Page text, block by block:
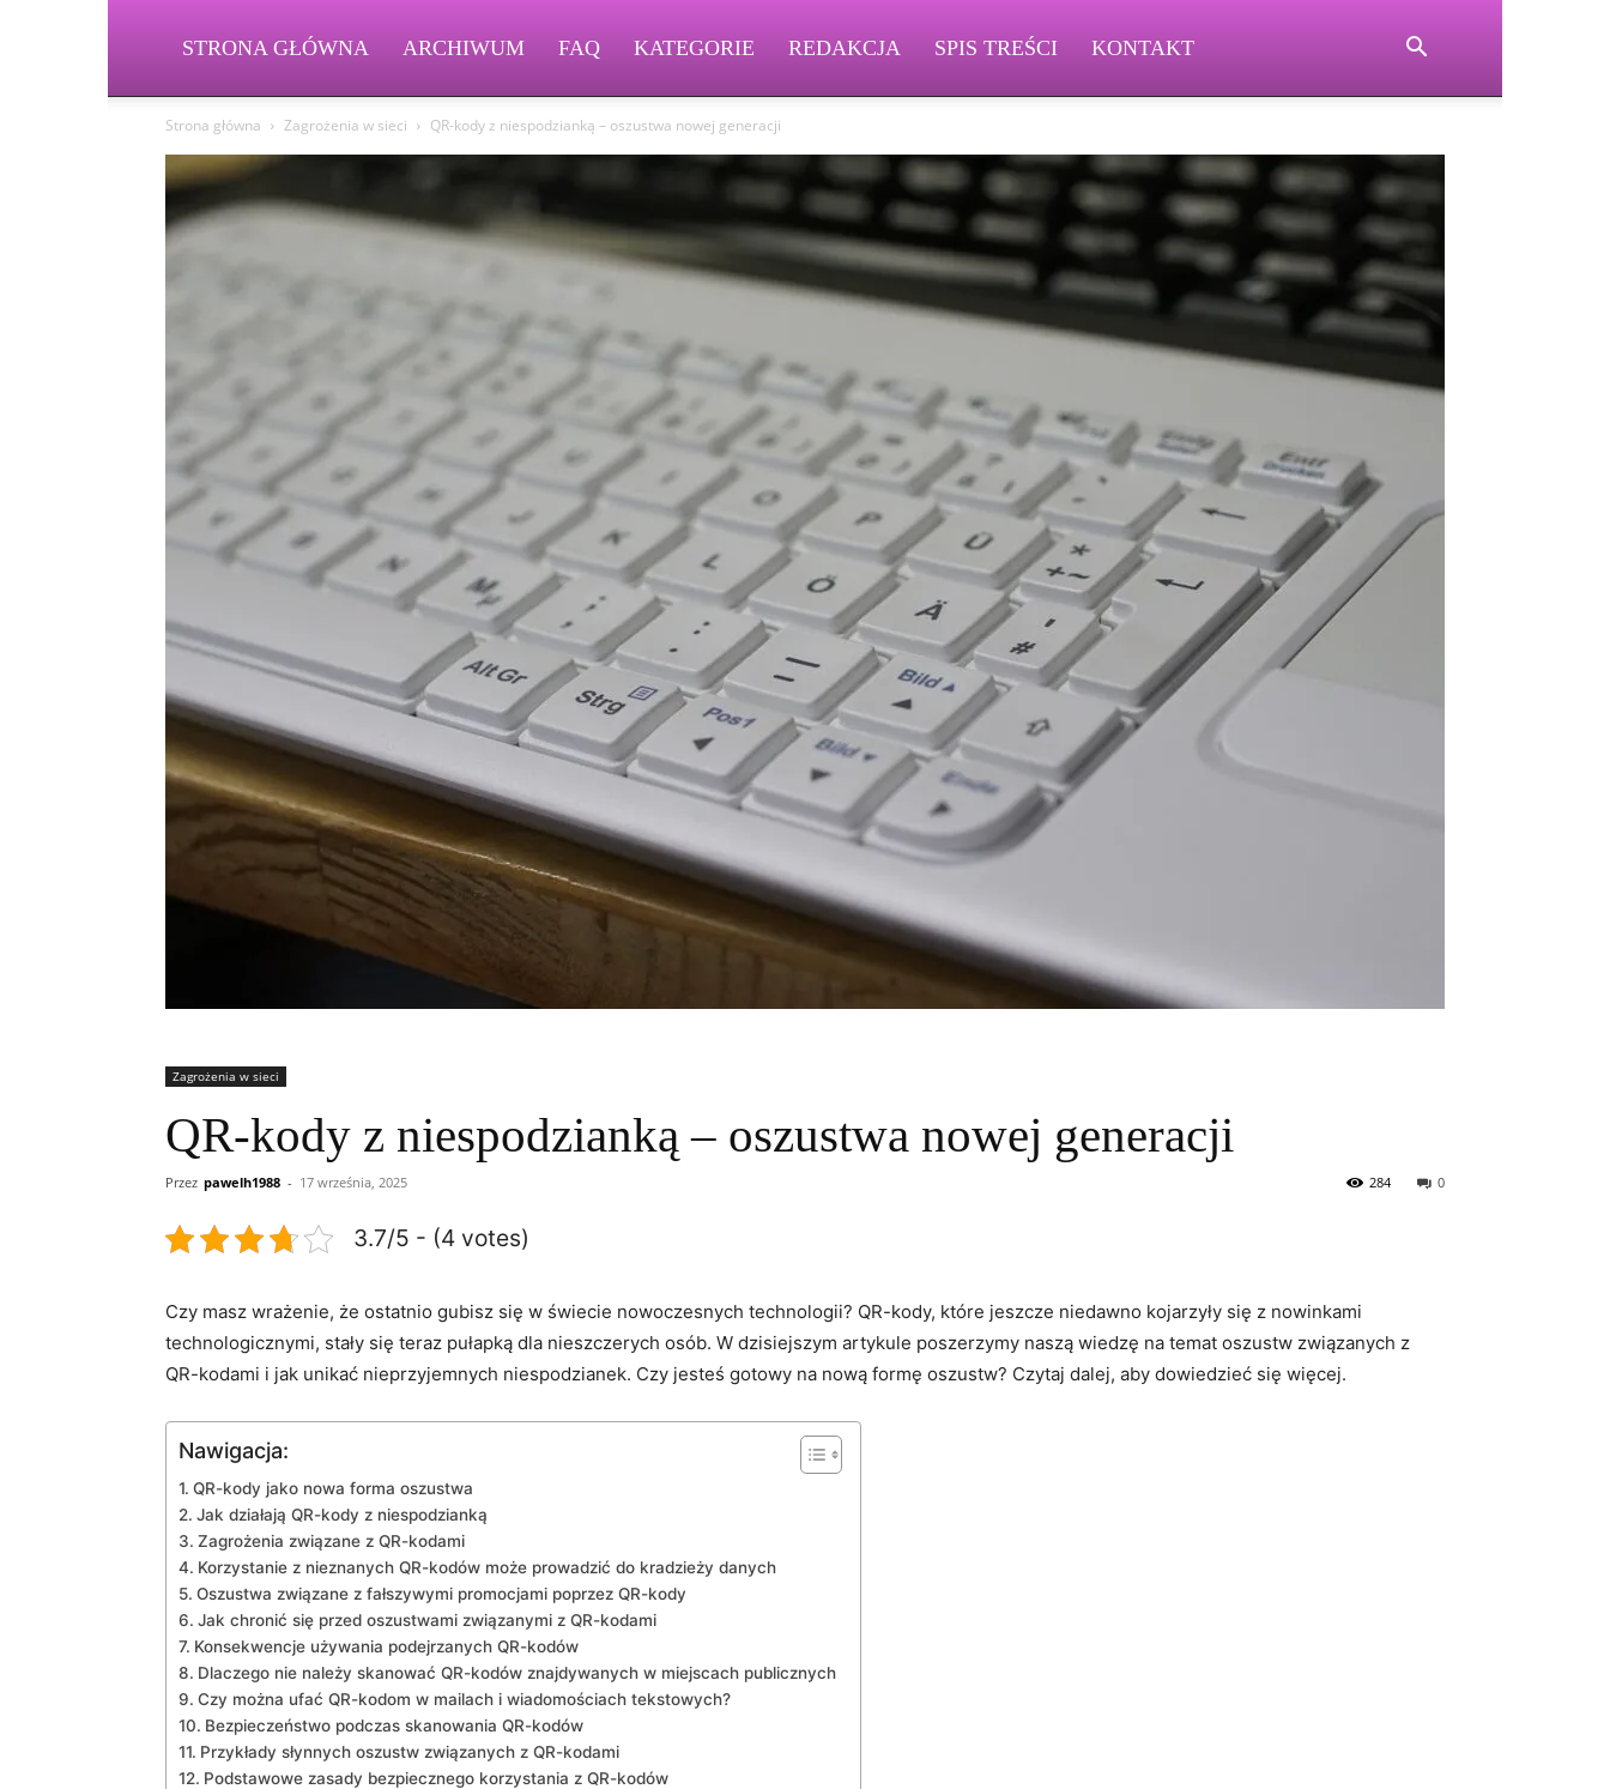
STRONA GŁÓWNA ARCHIWUM FAQ KATEGORIE REDAKCJA SPIS TREŚCI KONTAKT
Strona główna Zagrożenia w sieci QR-kody z niespodzianką – oszustwa nowej generacji
Zagrożenia w sieci
QR-kody z niespodzianką – oszustwa nowej generacji
Przez pawelh1988 - 17 września, 2025 0
284
3.7/5 - (4 votes)
Czy masz wrażenie, że⁣ ostatnio gubisz się w ‌świecie nowoczesnych technologii? QR-kody, ⁤które jeszcze‌ niedawno kojarzyły się z nowinkami
technologicznymi, stały się ​teraz pułapką dla nieszczerych osób. W​ dzisiejszym ⁤artykule poszerzymy naszą wiedzę na temat⁣ oszustw związanych z
QR-kodami i jak unikać nieprzyjemnych niespodzianek. Czy jesteś gotowy na nową formę oszustw? Czytaj dalej, ⁢aby dowiedzieć się więcej.
Nawigacja:
QR-kody ⁣jako nowa forma oszustwa
Jak działają QR-kody⁤ z niespodzianką
Zagrożenia związane z QR-kodami
Korzystanie z nieznanych QR-kodów może ⁤prowadzić do kradzieży danych
Oszustwa związane z fałszywymi ⁣promocjami poprzez QR-kody
Jak chronić się przed oszustwami związanymi z QR-kodami
Konsekwencje używania podejrzanych QR-kodów
Dlaczego nie należy skanować QR-kodów znajdywanych w ‌miejscach ⁣publicznych
Czy można ufać QR-kodom w ​mailach⁣ i wiadomościach tekstowych?
Bezpieczeństwo podczas skanowania QR-kodów
Przykłady słynnych‌ oszustw związanych ⁣z QR-kodami
Podstawowe zasady bezpiecznego korzystania​ z​ QR-kodów